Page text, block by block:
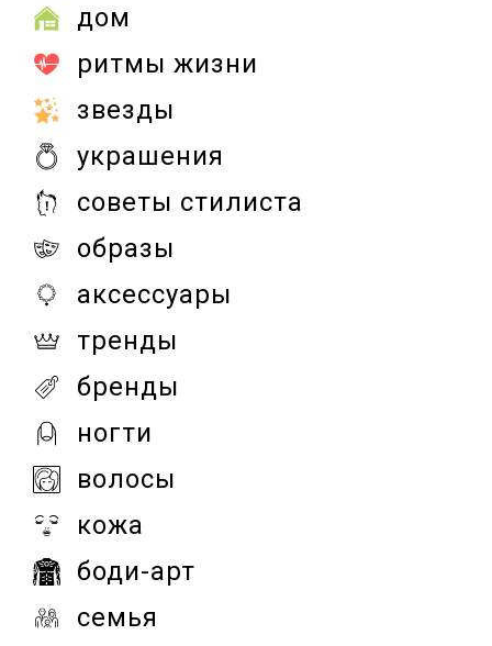
дом
ритмы жизни
звезды
украшения
советы стилиста
образы
аксессуары
тренды
бренды
ногти
волосы
кожа
боди-арт
семья